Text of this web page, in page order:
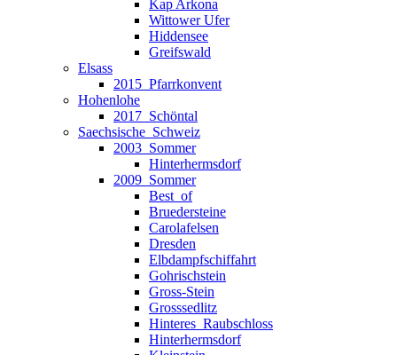
Kap Arkona
Wittower Ufer
Hiddensee
Greifswald
Elsass
2015_Pfarrkonvent
Hohenlohe
2017_Schöntal
Saechsische_Schweiz
2003_Sommer
Hinterhermsdorf
2009_Sommer
Best_of
Bruedersteine
Carolafelsen
Dresden
Elbdampfschiffahrt
Gohrischstein
Gross-Stein
Grosssedlitz
Hinteres_Raubschloss
Hinterhermsdorf